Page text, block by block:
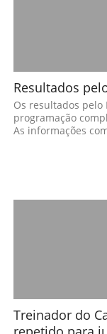
Resultados
Os resultados pelo
programação
As informações
Treinador do